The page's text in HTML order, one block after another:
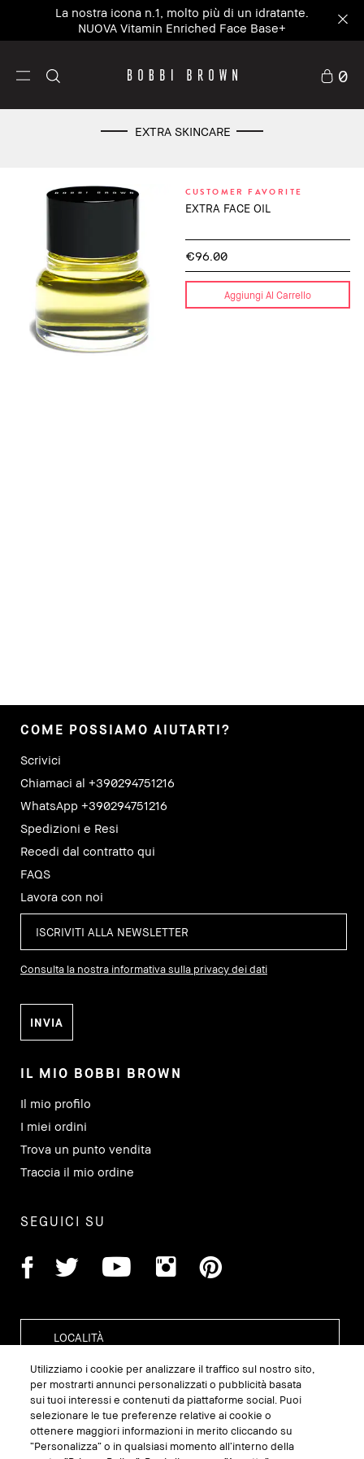
La nostra icona n.1, molto più di un idratante.
NUOVA Vitamin Enriched Face Base+
0
EXTRA SKINCARE
CUSTOMER FAVORITE
EXTRA FACE OIL
€96.00
Aggiungi Al Carrello
COME POSSIAMO AIUTARTI?
Scrivici
Chiamaci al +390294751216
WhatsApp +390294751216
Spedizioni e Resi
Recedi dal contratto qui
FAQS
Lavora con noi
Consulta la nostra informativa sulla privacy dei dati
IL MIO BOBBI BROWN
Il mio profilo
I miei ordini
Trova un punto vendita
Traccia il mio ordine
SEGUICI SU
GESTISCI I COOKIE DEL SITO
TERMINI E CONDIZIONI
Utilizziamo i cookie per analizzare il traffico sul nostro sito,
per mostrarti annunci personalizzati o pubblicità basata
sui tuoi interessi e contenuti da piattaforme social. Puoi
selezionare le tue preferenze relative ai cookie o
ottenere maggiori informazioni in merito cliccando su
“Personalizza” o in qualsiasi momento all’interno della